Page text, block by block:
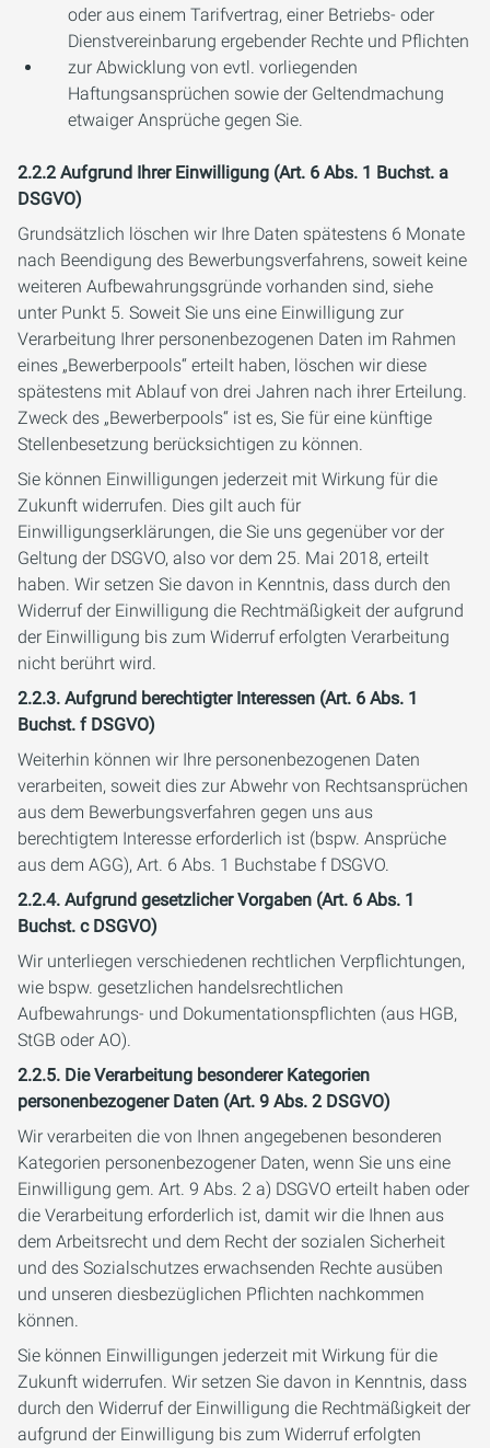
oder aus einem Tarifvertrag, einer Betriebs- oder
Dienstvereinbarung ergebender Rechte und Pflichten
zur Abwicklung von evtl. vorliegenden
Haftungsansprüchen sowie der Geltendmachung
etwaiger Ansprüche gegen Sie.
2.2.2 Aufgrund Ihrer Einwilligung (Art. 6 Abs. 1 Buchst. a
DSGVO)
Grundsätzlich löschen wir Ihre Daten spätestens 6 Monate
nach Beendigung des Bewerbungsverfahrens, soweit keine
weiteren Aufbewahrungsgründe vorhanden sind, siehe
unter Punkt 5. Soweit Sie uns eine Einwilligung zur
Verarbeitung Ihrer personenbezogenen Daten im Rahmen
eines „Bewerberpools“ erteilt haben, löschen wir diese
spätestens mit Ablauf von drei Jahren nach ihrer Erteilung.
Zweck des „Bewerberpools“ ist es, Sie für eine künftige
Stellenbesetzung berücksichtigen zu können.
Sie können Einwilligungen jederzeit mit Wirkung für die
Zukunft widerrufen. Dies gilt auch für
Einwilligungserklärungen, die Sie uns gegenüber vor der
Geltung der DSGVO, also vor dem 25. Mai 2018, erteilt
haben. Wir setzen Sie davon in Kenntnis, dass durch den
Widerruf der Einwilligung die Rechtmäßigkeit der aufgrund
der Einwilligung bis zum Widerruf erfolgten Verarbeitung
nicht berührt wird.
2.2.3. Aufgrund berechtigter Interessen (Art. 6 Abs. 1
Buchst. f DSGVO)
Weiterhin können wir Ihre personenbezogenen Daten
verarbeiten, soweit dies zur Abwehr von Rechtsansprüchen
aus dem Bewerbungsverfahren gegen uns aus
berechtigtem Interesse erforderlich ist (bspw. Ansprüche
aus dem AGG), Art. 6 Abs. 1 Buchstabe f DSGVO.
2.2.4. Aufgrund gesetzlicher Vorgaben (Art. 6 Abs. 1
Buchst. c DSGVO)
Wir unterliegen verschiedenen rechtlichen Verpflichtungen,
wie bspw. gesetzlichen handelsrechtlichen
Aufbewahrungs- und Dokumentationspflichten (aus HGB,
StGB oder AO).
2.2.5. Die Verarbeitung besonderer Kategorien
personenbezogener Daten (Art. 9 Abs. 2 DSGVO)
Wir verarbeiten die von Ihnen angegebenen besonderen
Kategorien personenbezogener Daten, wenn Sie uns eine
Einwilligung gem. Art. 9 Abs. 2 a) DSGVO erteilt haben oder
die Verarbeitung erforderlich ist, damit wir die Ihnen aus
dem Arbeitsrecht und dem Recht der sozialen Sicherheit
und des Sozialschutzes erwachsenden Rechte ausüben
und unseren diesbezüglichen Pflichten nachkommen
können.
Sie können Einwilligungen jederzeit mit Wirkung für die
Zukunft widerrufen. Wir setzen Sie davon in Kenntnis, dass
durch den Widerruf der Einwilligung die Rechtmäßigkeit der
aufgrund der Einwilligung bis zum Widerruf erfolgten